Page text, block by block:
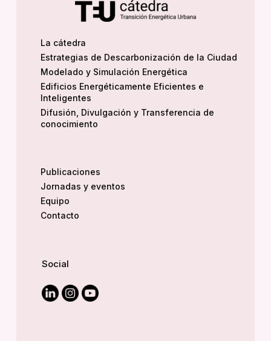
La cátedra
Estrategias de Descarbonización de la Ciudad
Modelado y Simulación Energética
Edificios Energéticamente Eficientes e
Inteligentes
Difusión, Divulgación y Transferencia de
conocimiento
Publicaciones
Jornadas y eventos
Equipo
Contacto
Social